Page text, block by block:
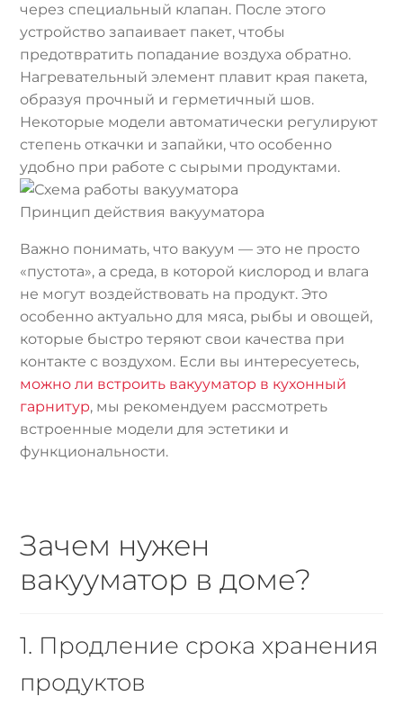
через специальный клапан. После этого
устройство запаивает пакет, чтобы
предотвратить попадание воздуха обратно.
Нагревательный элемент плавит края пакета,
образуя прочный и герметичный шов.
Некоторые модели автоматически регулируют
степень откачки и запайки, что особенно
удобно при работе с сырыми продуктами.
Принцип действия вакууматора
Важно понимать, что вакуум — это не просто
«пустота», а среда, в которой кислород и влага
не могут воздействовать на продукт. Это
особенно актуально для мяса, рыбы и овощей,
которые быстро теряют свои качества при
контакте с воздухом. Если вы интересуетесь,
можно ли встроить вакууматор в кухонный
гарнитур, мы рекомендуем рассмотреть
встроенные модели для эстетики и
функциональности.
Зачем нужен
вакууматор в доме?
1. Продление срока хранения
продуктов